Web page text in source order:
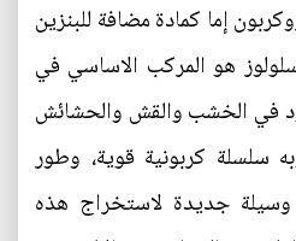
إما كمادة مضافة للبنزين
هو المركب الاساسي في
في الخشب والقش والحشائش
سلسلة كربونية قوية، وطور
جديدة لاستخراج هذه